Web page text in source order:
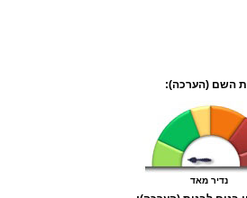
השם (הערכה):
נדיר מאד